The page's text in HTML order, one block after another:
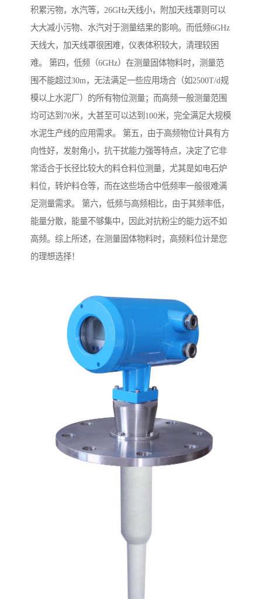
积累污物，水汽等，26GHz天线小，附加天线罩则可以
大大减小污物、水汽对于测量结果的影响。而低频6GHz
天线大，加天线罩很困难，仪表体积较大，清理较困
难。 第四，低频（6GHz）在测量固体物料时，测量范
围不能超过30m，无法满足一些应用场合（如2500T/d规
模以上水泥厂）的所有物位测量；而高频一般测量范围
均可达到70米，大甚至可以达到100米，完全满足大规模
水泥生产线的应用需求。 第五，由于高频物位计具有方
向性好，发射角小，抗干扰能力强等特点，决定了它非
常适合于长径比较大的料仓料位测量，尤其是如电石炉
料位，转炉料仓等，而在这些场合中低频率一般很难满
足测量需求。 第六，低频与高频相比，由于其频率低，
能量分散，能量不够集中，因此对抗粉尘的能力远不如
高频。综上所述，在测量固体物料时，高频料位计是您
的理想选择！